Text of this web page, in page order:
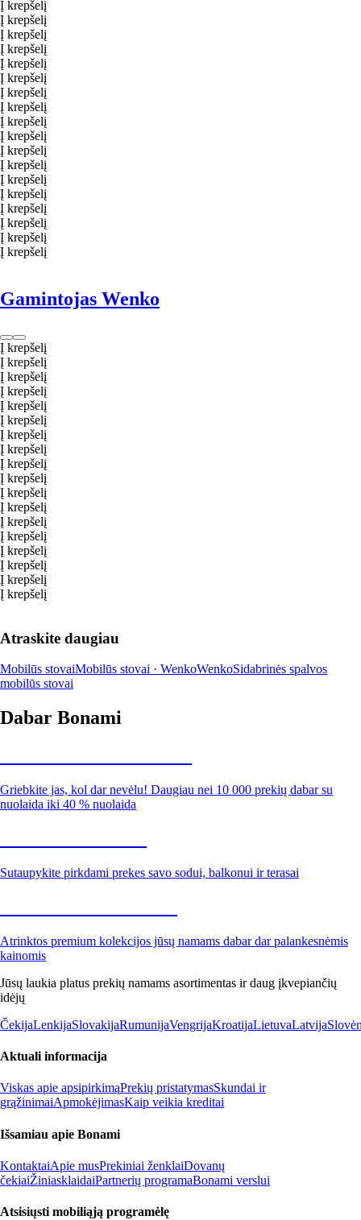
Į krepšelį
Į krepšelį
Į krepšelį
Į krepšelį
Į krepšelį
Į krepšelį
Į krepšelį
Į krepšelį
Į krepšelį
Į krepšelį
Į krepšelį
Į krepšelį
Į krepšelį
Į krepšelį
Į krepšelį
Į krepšelį
Į krepšelį
Į krepšelį
Gamintojas Wenko
Į krepšelį
Į krepšelį
Į krepšelį
Į krepšelį
Į krepšelį
Į krepšelį
Į krepšelį
Į krepšelį
Į krepšelį
Į krepšelį
Į krepšelį
Į krepšelį
Į krepšelį
Į krepšelį
Į krepšelį
Į krepšelį
Į krepšelį
Į krepšelį
Atraskite daugiau
Mobilūs stovaiMobilūs stovai · WenkoWenkoSidabrinės spalvos
mobilūs stovai
Dabar Bonami
Griebkite jas, kol dar nevėlu! Daugiau nei 10 000 prekių dabar su
nuolaida iki 40 % nuolaida
Sutaupykite pirkdami prekes savo sodui, balkonui ir terasai
Atrinktos premium kolekcijos jūsų namams dabar dar palankesnėmis
kainomis
Jūsų laukia platus prekių namams asortimentas ir daug įkvepiančių
idėjų
ČekijaLenkijaSlovakijaRumunijaVengrijaKroatijaLietuvaLatvija
Aktuali informacija
Viskas apie apsipirkimąPrekių pristatymasSkundai ir
grąžinimaiApmokėjimasKaip veikia kreditai
Išsamiau apie Bonami
KontaktaiApie musPrekiniai ženklaiDovanų
čekiaiŽiniasklaidaiPartnerių programaBonami verslui
Atsisiųsti mobiliąją programėlę